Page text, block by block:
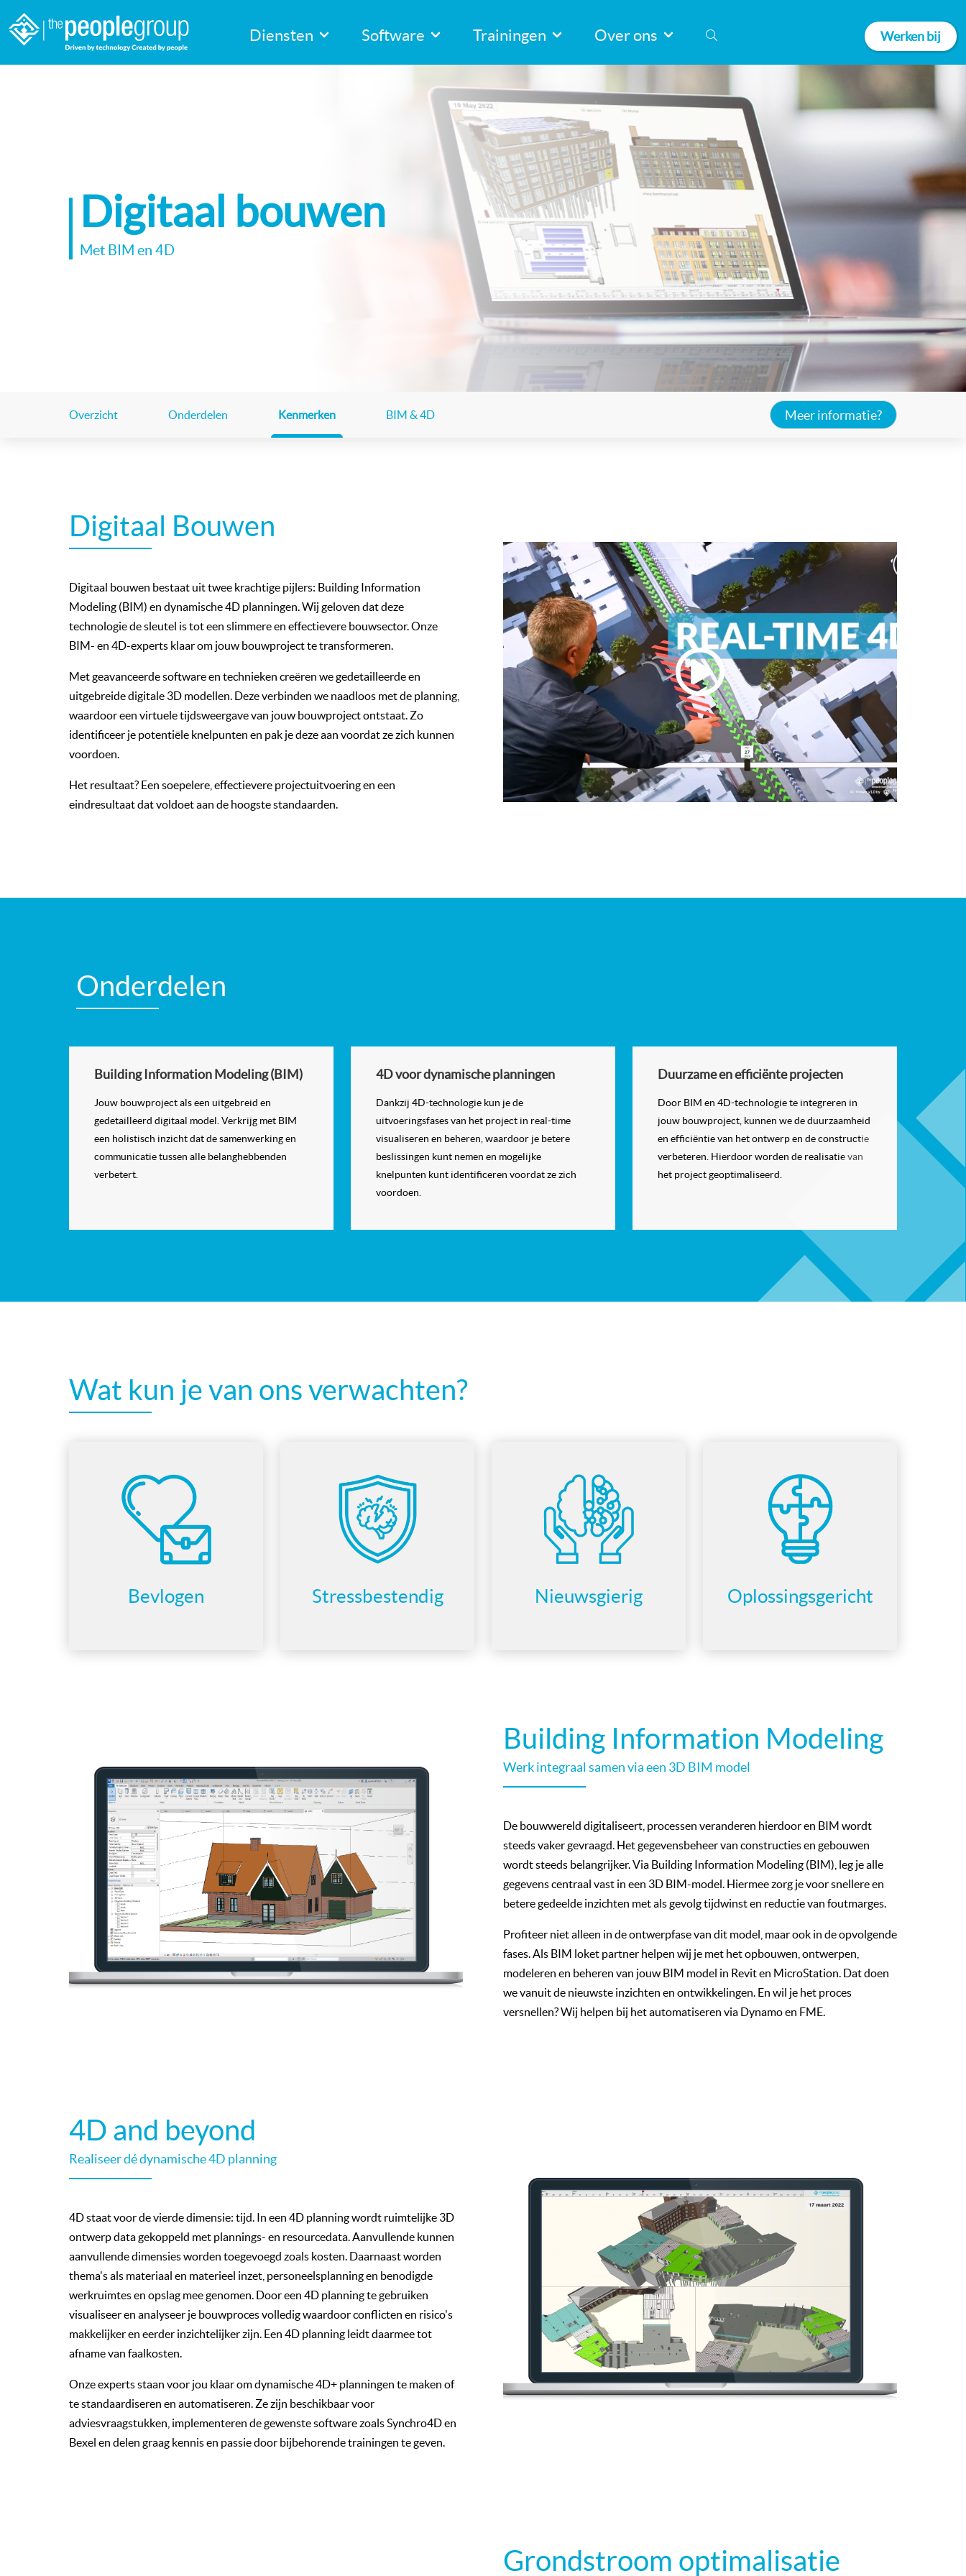
Diensten Software Trainingen Over ons Werken bij
Digitaal bouwen
Met BIM en 4D
Overzicht Onderdelen Kenmerken BIM & 4D Meer informatie?
Digitaal Bouwen
Digitaal bouwen bestaat uit twee krachtige pijlers: Building Information
Modeling (BIM) en dynamische 4D planningen. Wij geloven dat deze
technologie de sleutel is tot een slimmere en effectievere bouwsector. Onze
BIM- en 4D-experts klaar om jouw bouwproject te transformeren.
Met geavanceerde software en technieken creëren we gedetailleerde en
uitgebreide digitale 3D modellen. Deze verbinden we naadloos met de planning,
waardoor een virtuele tijdsweergave van jouw bouwproject ontstaat. Zo
identificeer je potentiële knelpunten en pak je deze aan voordat ze zich kunnen
voordoen.
Het resultaat? Een soepelere, effectievere projectuitvoering en een
eindresultaat dat voldoet aan de hoogste standaarden.
Onderdelen
Building Information Modeling (BIM)
Jouw bouwproject als een uitgebreid en
gedetailleerd digitaal model. Verkrijg met BIM
een holistisch inzicht dat de samenwerking en
communicatie tussen alle belanghebbenden
verbetert.
4D voor dynamische planningen
Dankzij 4D-technologie kun je de
uitvoeringsfases van het project in real-time
visualiseren en beheren, waardoor je betere
beslissingen kunt nemen en mogelijke
knelpunten kunt identificeren voordat ze zich
voordoen.
Duurzame en efficiënte projecten
Door BIM en 4D-technologie te integreren in
jouw bouwproject, kunnen we de duurzaamheid
en efficiëntie van het ontwerp en de constructie
verbeteren. Hierdoor worden de realisatie van
het project geoptimaliseerd.
Wat kun je van ons verwachten?
Bevlogen Stressbestendig Nieuwsgierig Oplossingsgericht
Building Information Modeling
Werk integraal samen via een 3D BIM model
De bouwwereld digitaliseert, processen veranderen hierdoor en BIM wordt
steeds vaker gevraagd. Het gegevensbeheer van constructies en gebouwen
wordt steeds belangrijker. Via Building Information Modeling (BIM), leg je alle
gegevens centraal vast in een 3D BIM-model. Hiermee zorg je voor snellere en
betere gedeelde inzichten met als gevolg tijdwinst en reductie van foutmarges.
Profiteer niet alleen in de ontwerpfase van dit model, maar ook in de opvolgende
fases. Als BIM loket partner helpen wij je met het opbouwen, ontwerpen,
modeleren en beheren van jouw BIM model in Revit en MicroStation. Dat doen
we vanuit de nieuwste inzichten en ontwikkelingen. En wil je het proces
versnellen? Wij helpen bij het automatiseren via Dynamo en FME.
4D and beyond
Realiseer dé dynamische 4D planning
4D staat voor de vierde dimensie: tijd. In een 4D planning wordt ruimtelijke 3D
ontwerp data gekoppeld met plannings- en resourcedata. Aanvullende kunnen
aanvullende dimensies worden toegevoegd zoals kosten. Daarnaast worden
thema's als materiaal en materieel inzet, personeelsplanning en benodigde
werkruimtes en opslag mee genomen. Door een 4D planning te gebruiken
visualiseer en analyseer je bouwproces volledig waardoor conflicten en risico's
makkelijker en eerder inzichtelijker zijn. Een 4D planning leidt daarmee tot
afname van faalkosten.
Onze experts staan voor jou klaar om dynamische 4D+ planningen te maken of
te standaardiseren en automatiseren. Ze zijn beschikbaar voor
adviesvraagstukken, implementeren de gewenste software zoals Synchro4D en
Bexel en delen graag kennis en passie door bijbehorende trainingen te geven.
Grondstroom optimalisatie